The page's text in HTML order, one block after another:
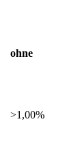
ohne
>1,00%